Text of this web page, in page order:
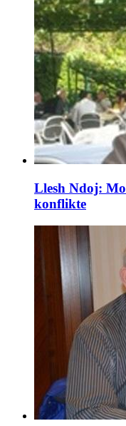
Llesh Ndoj:
konflikte